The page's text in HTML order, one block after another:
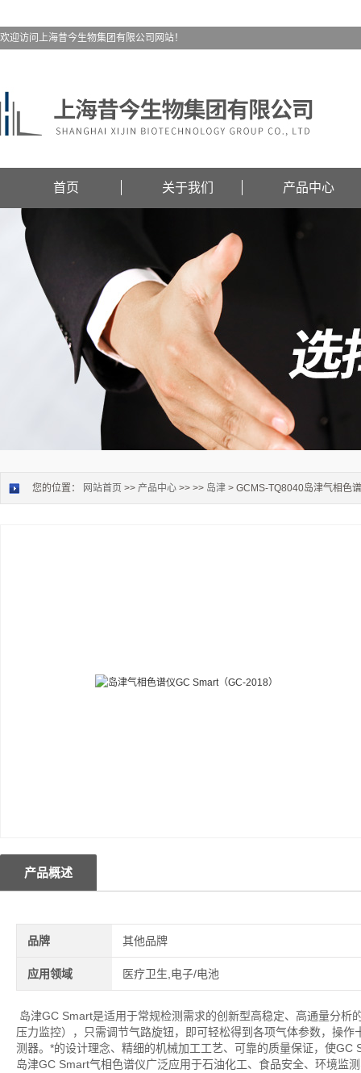
欢迎访问上海昔今生物集团有限公司网站！
首页 关于我们 产品中心
您的位置： 网站首页 >> 产品中心 >> >> 岛津 > GCMS-TQ8040岛津气相色
产品概述
品牌 其他品牌
应用领域 医疗卫生,电子/电池
岛津GC Smart是适用于常规检测需求的创新型高稳定、高通量分
压力监控），只需调节气路旋钮，即可轻松得到各项气体参数，操
测器。*的设计理念、精细的机械加工工艺、可靠的质量保证，使GC
岛津GC Smart气相色谱仪广泛应用于石油化工、食品安全、环境监